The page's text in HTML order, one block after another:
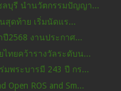
ลบุรี นำนวัตกรรมปัญญา...
สุดท้าย เริ่มนัดแร...
2568 งานประกาศ...
ทยคว้ารางวัลระดับน...
มพระบารมี 243 ปี กร...
ROS and Sm...